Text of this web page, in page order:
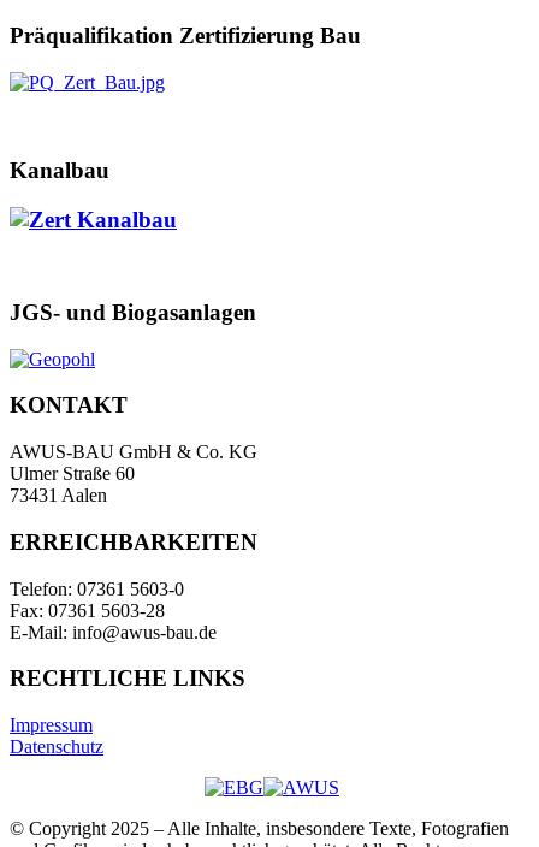
Präqualifikation Zertifizierung Bau
Kanalbau
JGS- und Biogasanlagen
KONTAKT
AWUS-BAU GmbH & Co. KG
Ulmer Straße 60
73431 Aalen
ERREICHBARKEITEN
Telefon: 07361 5603-0
Fax: 07361 5603-28
E-Mail: info@awus-bau.de
RECHTLICHE LINKS
Impressum
Datenschutz
© Copyright 2025 – Alle Inhalte, insbesondere Texte, Fotografien